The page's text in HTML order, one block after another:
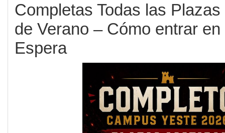
Completas Todas las
de Verano – Cómo entrar
Espera